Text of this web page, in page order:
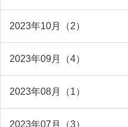
2023年10月（2）
2023年09月（4）
2023年08月（1）
2023年07月（3）